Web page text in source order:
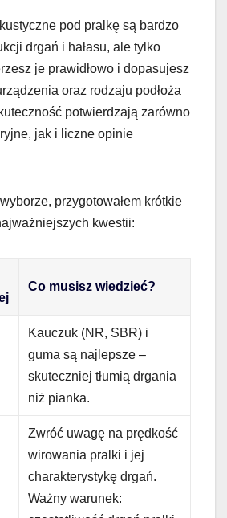
pod pralkę są bardzo
drgań i hałasu, ale tylko
je prawidłowo i dopasujesz
oraz rodzaju podłoża
potwierdzają zarówno
jak i liczne opinie
przygotowałem krótkie
kwestii:
Co musisz wiedzieć?
Kauczuk (NR, SBR) i
guma są najlepsze –
skuteczniej tłumią drgania
niż pianka.
Zwróć uwagę na prędkość
wirowania pralki i jej
charakterystykę drgań.
Ważny warunek: